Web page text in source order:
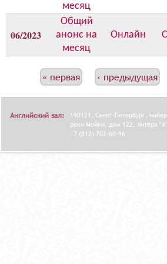
месяц
06/2023
Общий
анонс на
месяц
Онлайн
Р
И
« первая ‹ предыдущая
Английский зал:
190121, Санкт-Петербург,
реки Мойки, дом 122, литера
+7 (812) 702-60-96